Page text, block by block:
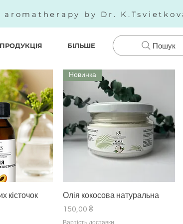
aromatherapy by Dr.
ПРОДУКЦІЯ БІЛЬШЕ Пошук
кісточок
Швидкий перегляд
Новинка
Олія кокосова натуральна
Ціна
150,00 ₴